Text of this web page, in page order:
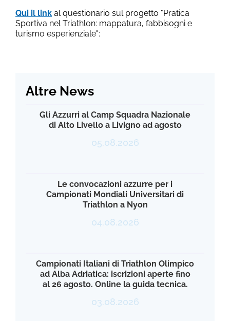
Qui il link al questionario sul progetto "Pratica
Sportiva nel Triathlon: mappatura, fabbisogni e
turismo esperienziale":
Altre News
Gli Azzurri al Camp Squadra Nazionale
di Alto Livello a Livigno ad agosto
05.08.2026
Le convocazioni azzurre per i
Campionati Mondiali Universitari di
Triathlon a Nyon
04.08.2026
Campionati Italiani di Triathlon Olimpico
ad Alba Adriatica: iscrizioni aperte fino
al 26 agosto. Online la guida tecnica.
03.08.2026